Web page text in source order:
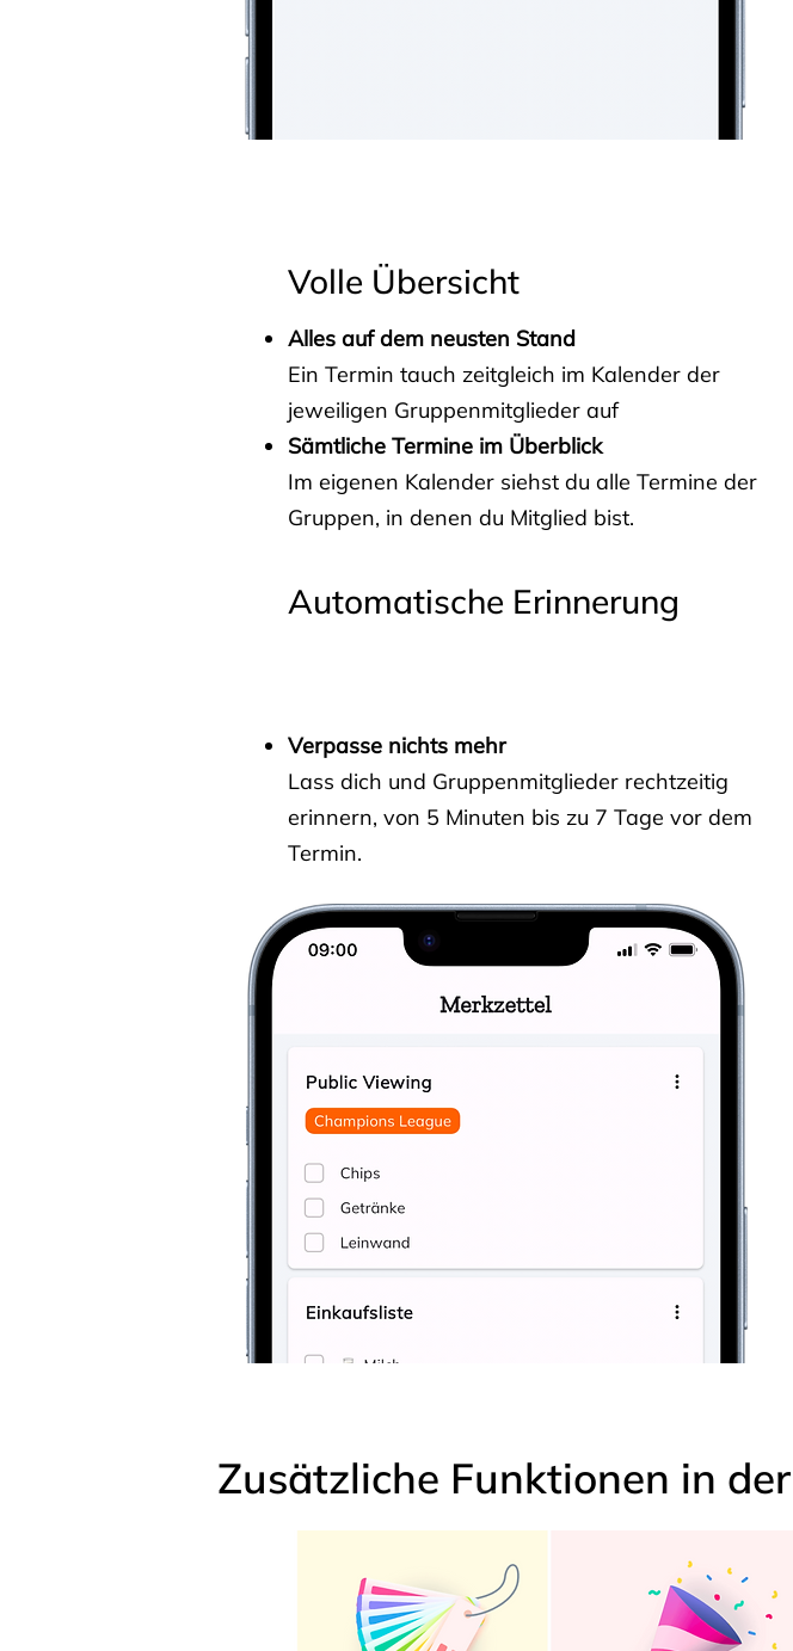
Volle Übersicht
Alles auf dem neusten Stand
Ein Termin tauch zeitgleich im Kalender der
jeweiligen Gruppenmitglieder auf
Sämtliche Termine im Überblick
Im eigenen Kalender siehst du alle Termine der
Gruppen, in denen du Mitglied bist.
Automatische Erinnerung
Verpasse nichts mehr
Lass dich und Gruppenmitglieder rechtzeitig
erinnern, von 5 Minuten bis zu 7 Tage vor dem
Termin.
Zusätzliche Funktionen in